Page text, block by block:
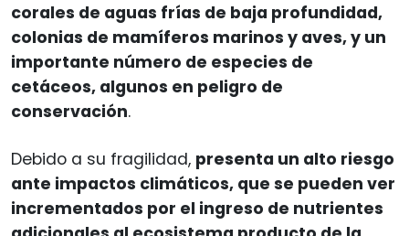
corales de aguas frías de baja profundidad,
colonias de mamíferos marinos y aves, y un
importante número de especies de
cetáceos, algunos en peligro de
conservación.
Debido a su fragilidad, presenta un alto riesgo
ante impactos climáticos, que se pueden ver
incrementados por el ingreso de nutrientes